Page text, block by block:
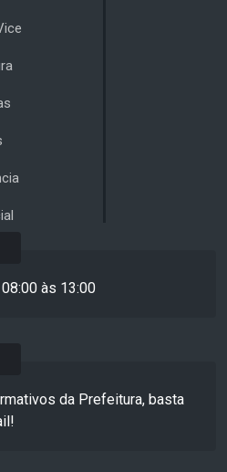
às 13:00
da Prefeitura, basta